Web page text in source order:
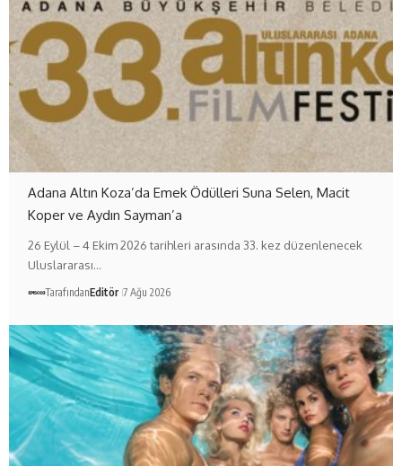
Adana Altın Koza’da Emek Ödülleri Suna Selen, Macit
Koper ve Aydın Sayman’a
26 Eylül – 4 Ekim 2026 tarihleri arasında 33. kez düzenlenecek
Uluslararası…
TarafındanEditör 7 Ağu 2026